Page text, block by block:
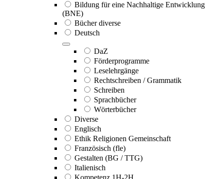
Bildung für eine Nachhaltige Entwicklung
(BNE)
Bücher diverse
Deutsch
DaZ
Förderprogramme
Leselehrgänge
Rechtschreiben / Grammatik
Schreiben
Sprachbücher
Wörterbücher
Diverse
Englisch
Ethik Religionen Gemeinschaft
Französisch (fle)
Gestalten (BG / TTG)
Italienisch